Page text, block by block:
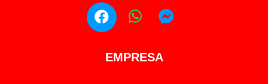
EMPRESA